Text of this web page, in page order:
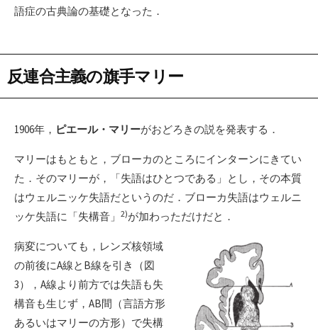
語症の古典論の基礎となった．
反連合主義の旗手マリー
1906年， ピエール・マリーがおどろきの説を発表する．
マリーはもともと，ブローカのところにインターンにきてい
た．そのマリーが，「失語はひとつである」とし，その本質
はウェルニッケ失語だというのだ．ブローカ失語はウェルニ
ッケ失語に「失構音」 2)が加わっただけだと．
病変についても，レンズ核領域
の前後にA線とB線を引き（図
3），A線より前方では失語も失
構音も生じず，AB間（言語方形
あるいはマリーの方形）で失構